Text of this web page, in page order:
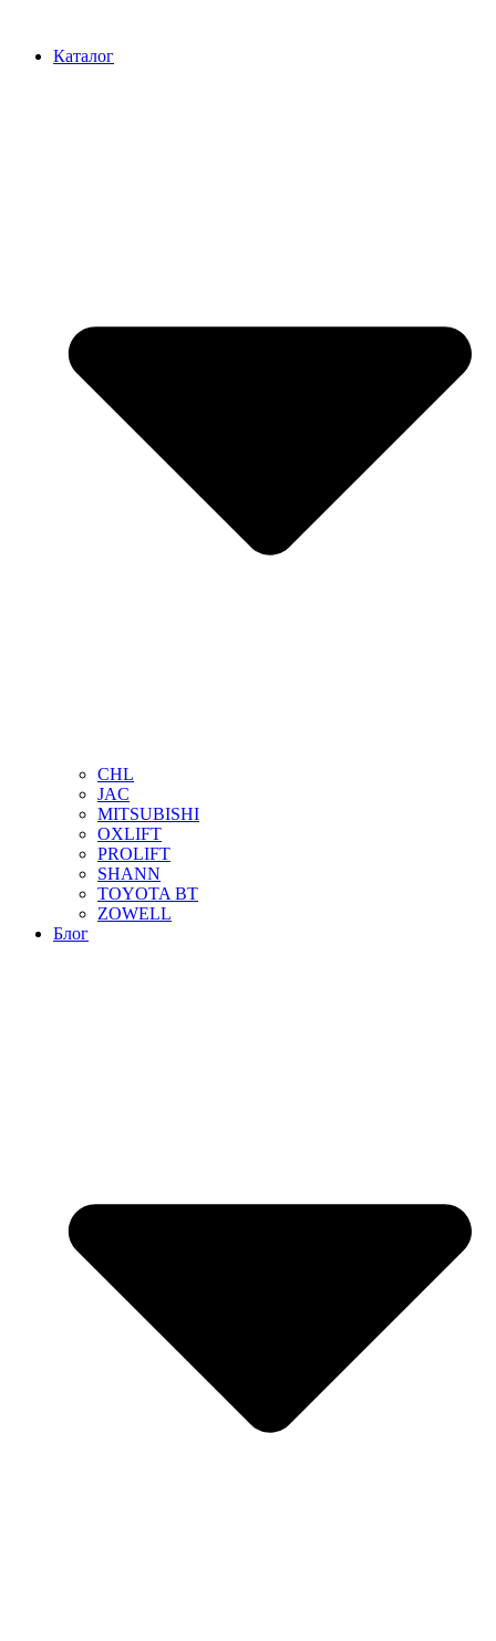
содержимому
Каталог
CHL
JAC
MITSUBISHI
OXLIFT
PROLIFT
SHANN
TOYOTA BT
ZOWELL
Блог